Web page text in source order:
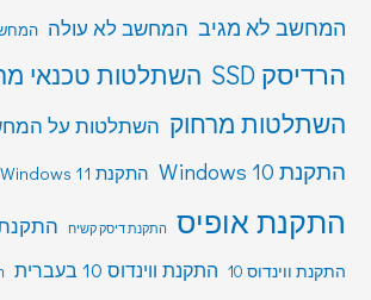
המחשב לא מגיב המחשב לא עולה
הרדיסק SSD
השתלטות טכנאי
השתלטות מרחוק השתלטות על
התקנת Windows 10 התקנת Windows 11
התקנת אופיס התקנת דיסק קשיח התקנת
התקנת ווינדוס 10 התקנת ווינדוס 10 בעברית